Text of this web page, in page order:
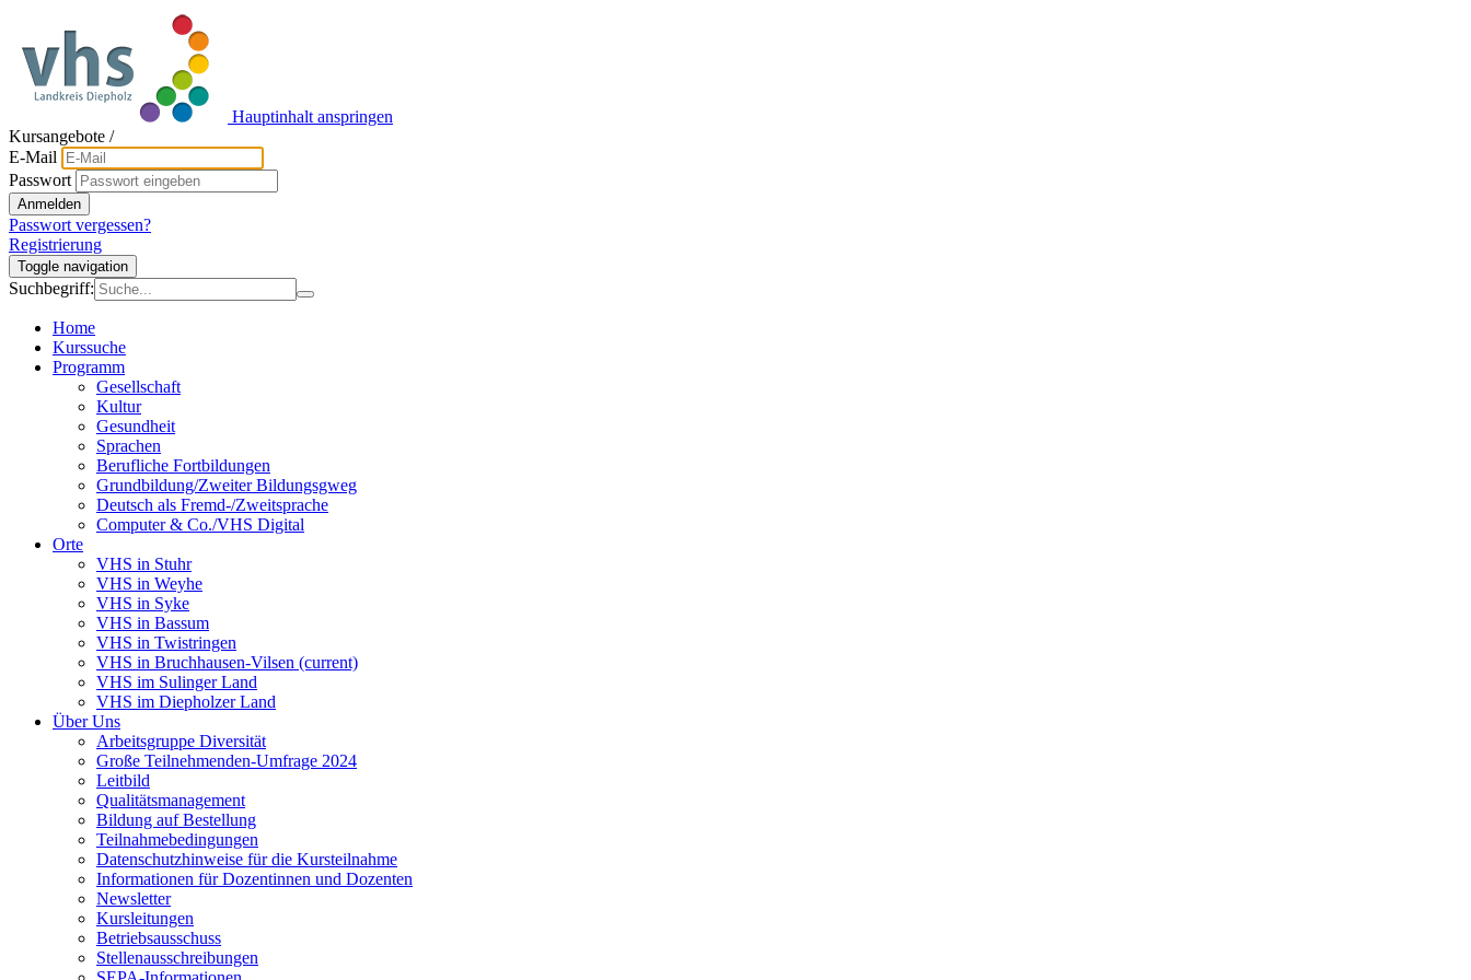
Hauptinhalt anspringen
Kursangebote /
E-Mail
Passwort
Anmelden
Passwort vergessen?
Registrierung
Toggle navigation
Suchbegriff:
Home
Kurssuche
Programm
Gesellschaft
Kultur
Gesundheit
Sprachen
Berufliche Fortbildungen
Grundbildung/Zweiter Bildungsgweg
Deutsch als Fremd-/Zweitsprache
Computer & Co./VHS Digital
Orte
VHS in Stuhr
VHS in Weyhe
VHS in Syke
VHS in Bassum
VHS in Twistringen
VHS in Bruchhausen-Vilsen (current)
VHS im Sulinger Land
VHS im Diepholzer Land
Über Uns
Arbeitsgruppe Diversität
Große Teilnehmenden-Umfrage 2024
Leitbild
Qualitätsmanagement
Bildung auf Bestellung
Teilnahmebedingungen
Datenschutzhinweise für die Kursteilnahme
Informationen für Dozentinnen und Dozenten
Newsletter
Kursleitungen
Betriebsausschuss
Stellenausschreibungen